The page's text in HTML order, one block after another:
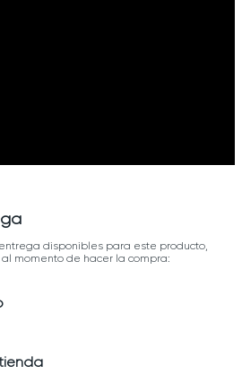
disponibles para este producto,
momento de hacer la compra: